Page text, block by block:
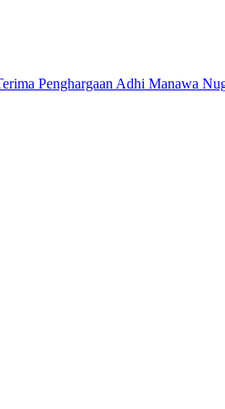
Penghargaan Adhi Manawa